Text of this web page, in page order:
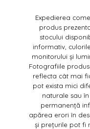
Expedierea
produs
stocului
informativ,
monitorului și
Fotografiile
reflecta cât mai
pot exista mici
naturale sau
permanență
apărea erori în
și prețurile pot fi